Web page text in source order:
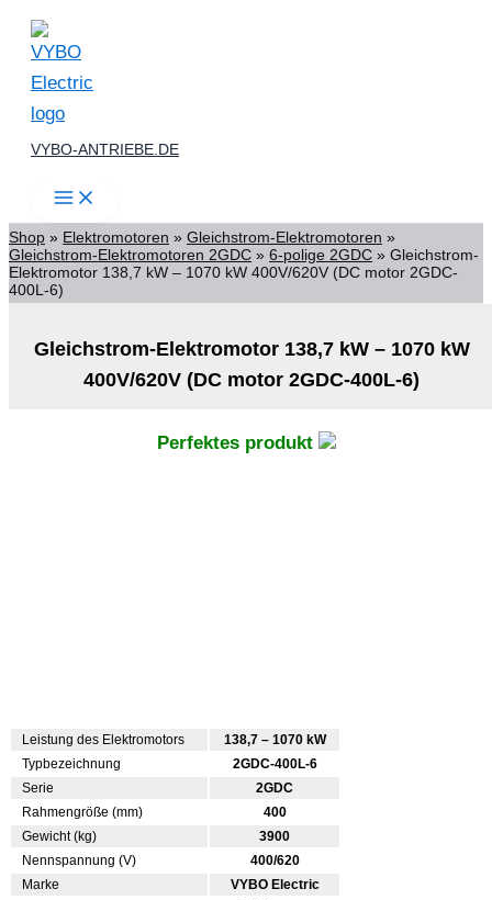
Zum
Inhalt
springen
VYBO-ANTRIEBE.DE
Shop » Elektromotoren » Gleichstrom-Elektromotoren »
Gleichstrom-Elektromotoren 2GDC » 6-polige 2GDC » Gleichstrom-
Elektromotor 138,7 kW – 1070 kW 400V/620V (DC motor 2GDC-
400L-6)
Gleichstrom-Elektromotor 138,7 kW – 1070 kW
400V/620V (DC motor 2GDC-400L-6)
Perfektes produkt
Leistung des Elektromotors
138,7 – 1070 kW
Typbezeichnung
2GDC-400L-6
Serie
2GDC
Rahmengröße (mm)
400
Gewicht (kg)
3900
Nennspannung (V)
400/620
Marke
VYBO Electric